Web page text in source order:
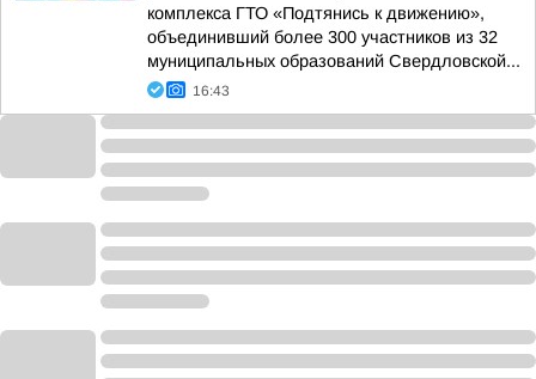
комплекса ГТО «Подтянись к движению»,
объединивший более 300 участников из 32
муниципальных образований Свердловской...
16:43